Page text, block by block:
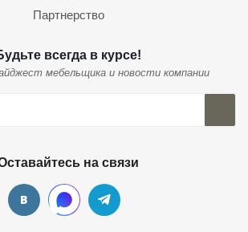
Партнерство
всегда в курсе!
мебельщика и новости компании
на связи